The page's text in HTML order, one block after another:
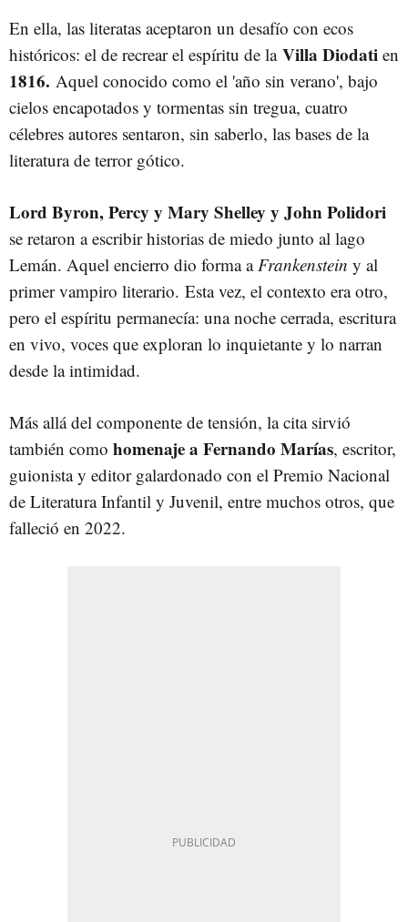
En ella, las literatas aceptaron un desafío con ecos
históricos: el de recrear el espíritu de la Villa Diodati en
1816. Aquel conocido como el 'año sin verano', bajo
cielos encapotados y tormentas sin tregua, cuatro
célebres autores sentaron, sin saberlo, las bases de la
literatura de terror gótico.
Lord Byron, Percy y Mary Shelley y John Polidori
se retaron a escribir historias de miedo junto al lago
Lemán. Aquel encierro dio forma aFrankenstein y al
primer vampiro literario. Esta vez, el contexto era otro,
pero el espíritu permanecía: una noche cerrada, escritura
en vivo, voces que exploran lo inquietante y lo narran
desde la intimidad.
Más allá del componente de tensión, la cita sirvió
también como homenaje a Fernando Marías, escritor,
guionista y editor galardonado con el Premio Nacional
de Literatura Infantil y Juvenil, entre muchos otros, que
falleció en 2022.